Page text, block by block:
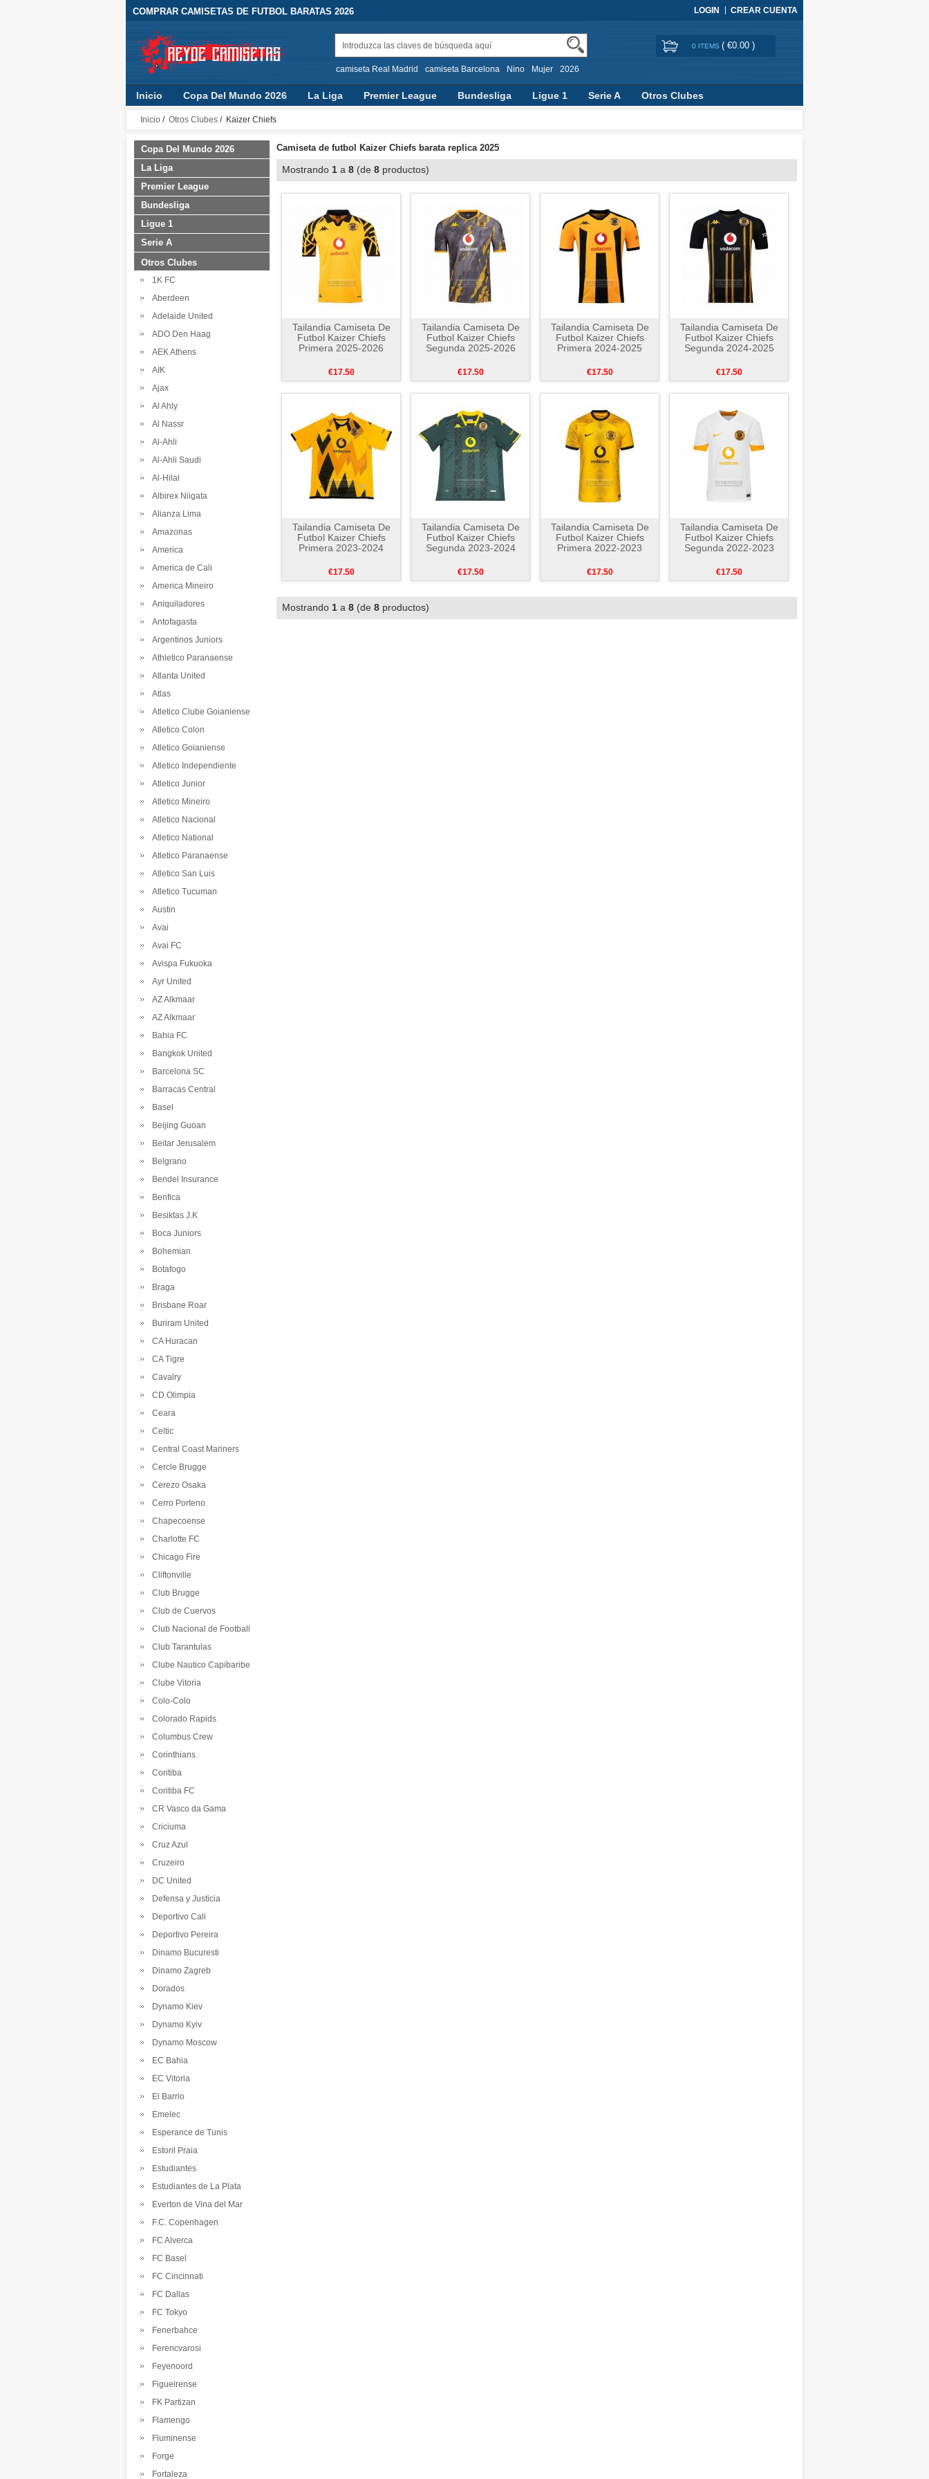
COMPRAR CAMISETAS DE FUTBOL BARATAS 2026 LOGIN CREAR CUENTA
camiseta Real Madrid camiseta Barcelona Nino Mujer 2026
0 ITEMS ( €0.00 )
Inicio Copa Del Mundo 2026 La Liga Premier League Bundesliga Ligue 1 Serie A Otros Clubes
Inicio / Otros Clubes / Kaizer Chiefs
Copa Del Mundo 2026
La Liga
Premier League
Bundesliga
Ligue 1
Serie A
Otros Clubes
1K FC
Aberdeen
Adelaide United
ADO Den Haag
AEK Athens
AIK
Ajax
Al Ahly
Al Nassr
Al-Ahli
Al-Ahli Saudi
Al-Hilal
Albirex Niigata
Alianza Lima
Amazonas
America
America de Cali
America Mineiro
Aniquiladores
Antofagasta
Argentinos Juniors
Athletico Paranaense
Atlanta United
Atlas
Atletico Clube Goianiense
Atletico Colon
Atletico Goianiense
Atletico Independiente
Atletico Junior
Atletico Mineiro
Atletico Nacional
Atletico National
Atletico Paranaense
Atletico San Luis
Atletico Tucuman
Austin
Avai
Avai FC
Avispa Fukuoka
Ayr United
AZ Alkmaar
AZ Alkmaar
Bahia FC
Bangkok United
Barcelona SC
Barracas Central
Basel
Beijing Guoan
Beitar Jerusalem
Belgrano
Bendel Insurance
Benfica
Besiktas J.K
Boca Juniors
Bohemian
Botafogo
Braga
Brisbane Roar
Buriram United
CA Huracan
CA Tigre
Cavalry
CD Olimpia
Ceara
Celtic
Central Coast Mariners
Cercle Brugge
Cerezo Osaka
Cerro Porteno
Chapecoense
Charlotte FC
Chicago Fire
Cliftonville
Club Brugge
Club de Cuervos
Club Nacional de Football
Club Tarantulas
Clube Nautico Capibaribe
Clube Vitoria
Colo-Colo
Colorado Rapids
Columbus Crew
Corinthians
Coritiba
Coritiba FC
CR Vasco da Gama
Criciuma
Cruz Azul
Cruzeiro
DC United
Defensa y Justicia
Deportivo Cali
Deportivo Pereira
Dinamo Bucuresti
Dinamo Zagreb
Dorados
Dynamo Kiev
Dynamo Kyiv
Dynamo Moscow
EC Bahia
EC Vitoria
El Barrio
Emelec
Esperance de Tunis
Estoril Praia
Estudiantes
Estudiantes de La Plata
Everton de Vina del Mar
F.C. Copenhagen
FC Alverca
FC Basel
FC Cincinnati
FC Dallas
FC Tokyo
Fenerbahce
Ferencvarosi
Feyenoord
Figueirense
FK Partizan
Flamengo
Fluminense
Forge
Fortaleza
Camiseta de futbol Kaizer Chiefs barata replica 2025
Mostrando 1 a 8 (de 8 productos)
Tailandia Camiseta De
Futbol Kaizer Chiefs
Primera 2025-2026
€17.50
Tailandia Camiseta De
Futbol Kaizer Chiefs
Segunda 2025-2026
€17.50
Tailandia Camiseta De
Futbol Kaizer Chiefs
Primera 2024-2025
€17.50
Tailandia Camiseta De
Futbol Kaizer Chiefs
Segunda 2024-2025
€17.50
Tailandia Camiseta De
Futbol Kaizer Chiefs
Primera 2023-2024
€17.50
Tailandia Camiseta De
Futbol Kaizer Chiefs
Segunda 2023-2024
€17.50
Tailandia Camiseta De
Futbol Kaizer Chiefs
Primera 2022-2023
€17.50
Tailandia Camiseta De
Futbol Kaizer Chiefs
Segunda 2022-2023
€17.50
Mostrando 1 a 8 (de 8 productos)